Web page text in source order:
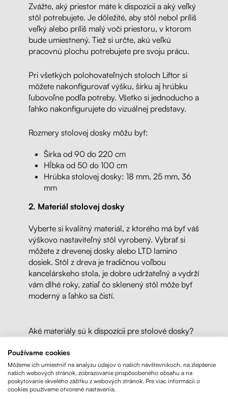
Zvážte, aký priestor máte k dispozícii a aký veľký
stôl potrebujete. Je dôležité, aby stôl nebol príliš
veľký alebo príliš malý voči priestoru, v ktorom
bude umiestnený. Tiež si určte, akú veľkú
pracovnú plochu potrebujete pre svoju prácu.
Pri všetkých polohovateľných stoloch Liftor si
môžete nakonfigurovať výšku, šírku aj hrúbku
ľubovoľne podľa potreby. Všetko si jednoducho a
ľahko nakonfigurujete do vizuálnej predstavy.
Rozmery stolovej dosky môžu byť:
Šírka od 90 do 220 cm
Hĺbka od 50 do 100 cm
Hrúbka stolovej dosky: 18 mm, 25 mm, 36
mm
2. Materiál stolovej dosky
Vyberte si kvalitný materiál, z ktorého má byť váš
výškovo nastaviteľný stôl vyrobený. Vybrať si
môžete z drevenej dosky alebo LTD lamino
dosiek. Stôl z dreva je tradičnou voľbou
kancelárskeho stola, je dobre udržateľný a vydrží
vám dlhé roky, zatiaľ čo sklenený stôl môže byť
moderný a ľahko sa čistí.
Aké materiály sú k dispozícii pre stolové dosky?
Laminátové dosky (LTD):
pozostáva z vrstiev tenkých drevených
plátov, ktoré sú spojené pomocou lepidla a
vysokého tlaku. Stolové dosky z LTD
Používame cookies
Môžeme ich umiestniť na analýzu údajov o našich návštevníkoch, na zlepšenie
našich webových stránok, zobrazovanie prispôsobeného obsahu a na
poskytovanie skvelého zážitku z webových stránok. Pre viac informácií o
cookies používame otvorené nastavenia.